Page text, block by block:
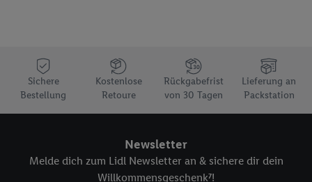
Sichere
Bestellung
Kostenlose
Retoure
Rückgabefrist
von 30 Tagen
Lieferung an
Packstation
Newsletter
Melde dich zum Lidl Newsletter an & sichere dir dein
Willkommensgeschenk⁷!
angereicherten Profilen. Dies umfasst die Zusammenführung
von Daten (z.B. über Ihre Nutzung der Lidl-Dienste, Ihr
Kaufverhalten in den Lidl-Diensten, Informationen aus Ihrem
Standortdaten) auch über verschiedene Endgeräte und Lidl-